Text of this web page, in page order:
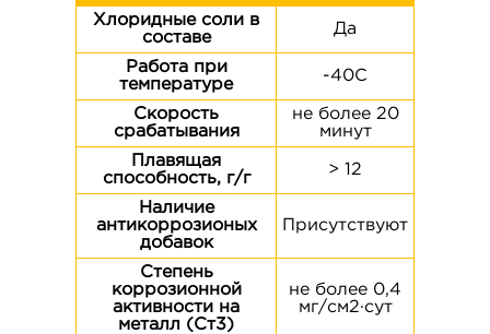
г. Тула, ул. С. Перовской, д. 4, оф. 10
t-s71@mail.ru
Хлоридные соли в
составе
Да
Работа при
температуре
-40C
Скорость
срабатывания
не более 20
минут
Плавящая
способность, г/г
> 12
Наличие
антикоррозионых
добавок
Присутствуют
Степень
коррозионной
активности на
металл (Ст3)
не более 0,4
мг/см2·сут